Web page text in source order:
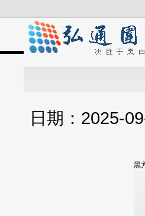
日期：
黑